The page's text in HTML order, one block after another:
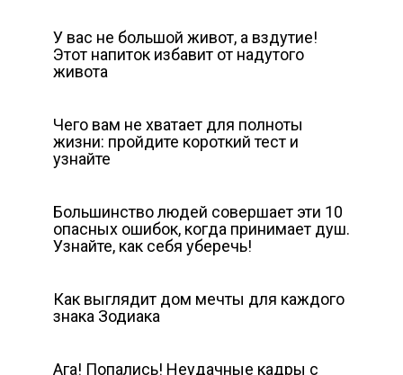
У вас не большой живот, а вздутие!
Этот напиток избавит от надутого
живота
Чего вам не хватает для полноты
жизни: пройдите короткий тест и
узнайте
Большинство людей совершает эти 10
опасных ошибок, когда принимает душ.
Узнайте, как себя уберечь!
Как выглядит дом мечты для каждого
знака Зодиака
Ага! Попались! Неудачные кадры с